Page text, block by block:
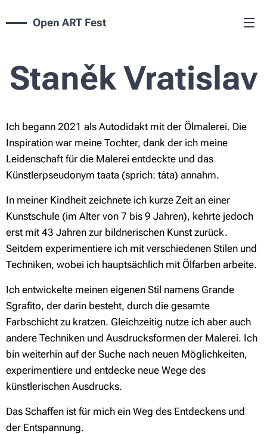
Open ART Fest
Staněk Vratislav
Ich begann 2021 als Autodidakt mit der Ölmalerei. Die
Inspiration war meine Tochter, dank der ich meine
Leidenschaft für die Malerei entdeckte und das
Künstlerpseudonym taata (sprich: táta) annahm.
In meiner Kindheit zeichnete ich kurze Zeit an einer
Kunstschule (im Alter von 7 bis 9 Jahren), kehrte jedoch
erst mit 43 Jahren zur bildnerischen Kunst zurück.
Seitdem experimentiere ich mit verschiedenen Stilen und
Techniken, wobei ich hauptsächlich mit Ölfarben arbeite.
Ich entwickelte meinen eigenen Stil namens Grande
Sgrafito, der darin besteht, durch die gesamte
Farbschicht zu kratzen. Gleichzeitig nutze ich aber auch
andere Techniken und Ausdrucksformen der Malerei. Ich
bin weiterhin auf der Suche nach neuen Möglichkeiten,
experimentiere und entdecke neue Wege des
künstlerischen Ausdrucks.
Das Schaffen ist für mich ein Weg des Entdeckens und
der Entspannung.